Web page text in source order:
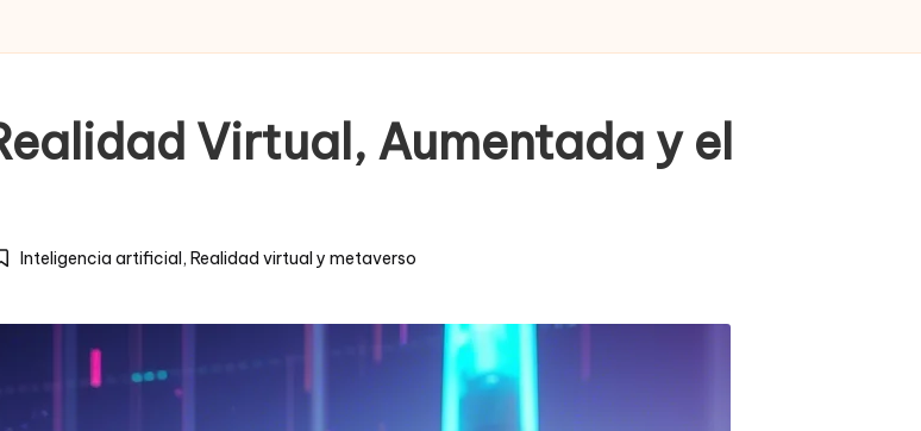
Virtual, Aumentada y el
Inteligencia artificial, Realidad virtual y metaverso